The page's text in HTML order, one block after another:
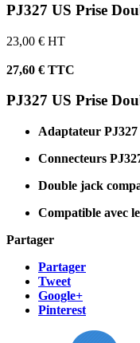
PJ327 US Prise
23,00 € HT
27,60 € TTC
PJ327 US Prise
Adaptateur
Connecteurs
Double jack
Compatible avec
Partager
Partager
Tweet
Google+
Pinterest